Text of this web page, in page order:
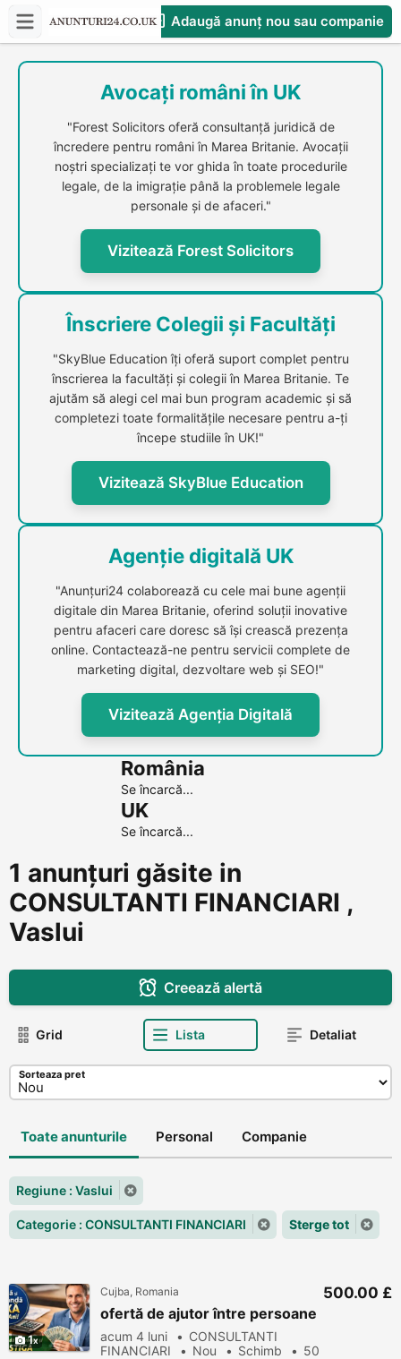
Adaugă anunț nou sau companie
CompaniesS
Avocați români în UK
"Forest Solicitors oferă consultanță juridică de
încredere pentru români în Marea Britanie. Avocații
noștri specializați te vor ghida în toate procedurile
legale, de la imigrație până la problemele legale
personale și de afaceri."
Vizitează Forest Solicitors
Înscriere Colegii și Facultăți
"SkyBlue Education îți oferă suport complet pentru
înscrierea la facultăți și colegii în Marea Britanie. Te
ajutăm să alegi cel mai bun program academic și să
completezi toate formalitățile necesare pentru a-ți
începe studiile în UK!"
Vizitează SkyBlue Education
Agenție digitală UK
"Anunțuri24 colaborează cu cele mai bune agenții
digitale din Marea Britanie, oferind soluții inovative
pentru afaceri care doresc să își crească prezența
online. Contactează-ne pentru servicii complete de
marketing digital, dezvoltare web și SEO!"
Vizitează Agenția Digitală
România
Se încarcă...
UK
Se încarcă...
1 anunțuri găsite in
CONSULTANTI FINANCIARI ,
Vaslui
Creează alertă
Grid Lista Detaliat
Sorteaza pret
Toate anunturile Personal Companie
Regiune : Vaslui
Categorie : CONSULTANTI FINANCIARI Sterge tot
1
Cujba, Romania
ofertă de ajutor între persoane
acum 4 luni
CONSULTANTI
FINANCIARI
Nou Schimb
50
500.00 £